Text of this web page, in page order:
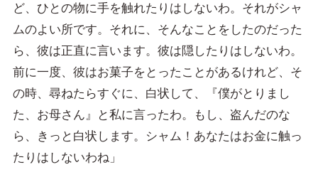
ど、ひとの物に手を触れたりはしないわ。それがシャ
ムのよい所です。それに、そんなことをしたのだった
ら、彼は正直に言います。彼は隠したりはしないわ。
前に一度、彼はお菓子をとったことがあるけれど、そ
の時、尋ねたらすぐに、白状して、『僕がとりまし
た、お母さん』と私に言ったわ。もし、盗んだのな
ら、きっと白状します。シャム！あなたはお金に触っ
たりはしないわね」